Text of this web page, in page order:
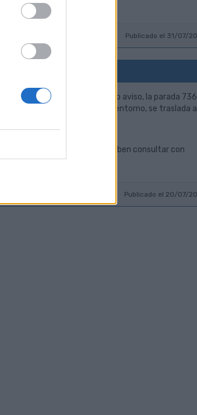
Publicado el 31/07/
lunes 20 de julio y hasta nuevo aviso, la parada
y Luna 3, debido a obras en su entorno, se traslada
por la misma parada, deben consultar con
Publicado el 20/07/